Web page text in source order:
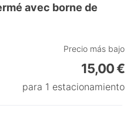
avec borne de
Precio más bajo
15,00 €
para 1 estacionamiento